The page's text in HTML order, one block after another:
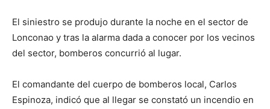
El siniestro se produjo durante la noche en el sector de
Lonconao y tras la alarma dada a conocer por los vecinos
del sector, bomberos concurrió al lugar.
El comandante del cuerpo de bomberos local, Carlos
Espinoza, indicó que al llegar se constató un incendio en